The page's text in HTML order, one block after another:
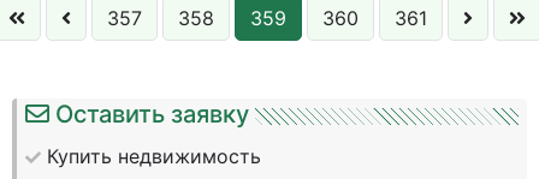
357 358 359 360 361
Оставить заявку
Купить недвижимость